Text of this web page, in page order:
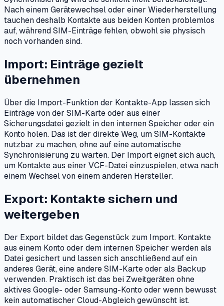
Nach einem Gerätewechsel oder einer Wiederherstellung
tauchen deshalb Kontakte aus beiden Konten problemlos
auf, während SIM-Einträge fehlen, obwohl sie physisch
noch vorhanden sind.
Import: Einträge gezielt
übernehmen
Über die Import-Funktion der Kontakte-App lassen sich
Einträge von der SIM-Karte oder aus einer
Sicherungsdatei gezielt in den internen Speicher oder ein
Konto holen. Das ist der direkte Weg, um SIM-Kontakte
nutzbar zu machen, ohne auf eine automatische
Synchronisierung zu warten. Der Import eignet sich auch,
um Kontakte aus einer VCF-Datei einzuspielen, etwa nach
einem Wechsel von einem anderen Hersteller.
Export: Kontakte sichern und
weitergeben
Der Export bildet das Gegenstück zum Import. Kontakte
aus einem Konto oder dem internen Speicher werden als
Datei gesichert und lassen sich anschließend auf ein
anderes Gerät, eine andere SIM-Karte oder als Backup
verwenden. Praktisch ist das bei Zweitgeräten ohne
aktives Google- oder Samsung-Konto oder wenn bewusst
kein automatischer Cloud-Abgleich gewünscht ist.